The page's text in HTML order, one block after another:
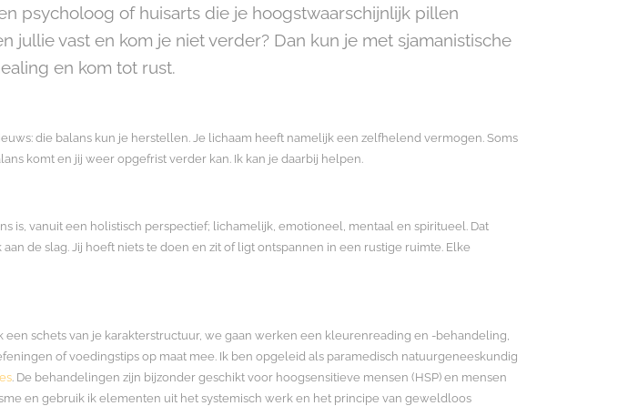
psycholoog of huisarts die je hoogstwaarschijnlijk pillen
vast en kom je niet verder? Dan kun je met sjamanistische
en kom tot rust.
die balans kun je herstellen. Je lichaam heeft namelijk een zelfhelend vermogen. Soms
komt en jij weer opgefrist verder kan. Ik kan je daarbij helpen.
is, vanuit een holistisch perspectief; lichamelijk, emotioneel, mentaal en spiritueel. Dat
de slag. Jij hoeft niets te doen en zit of ligt ontspannen in een rustige ruimte. Elke
schets van je karakterstructuur, we gaan werken een kleurenreading en -behandeling,
of voedingstips op maat mee. Ik ben opgeleid als paramedisch natuurgeneeskundig
. De behandelingen zijn bijzonder geschikt voor hoogsensitieve mensen (HSP) en mensen
en gebruik ik elementen uit het systemisch werk en het principe van geweldloos